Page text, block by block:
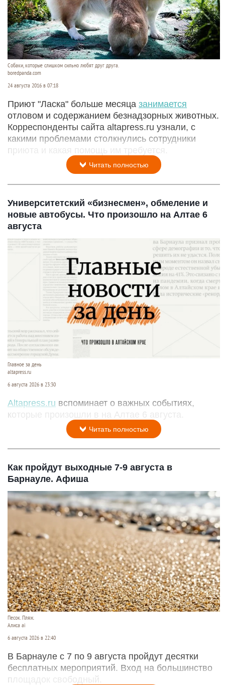
Собаки, которые слишком сильно любят друг друга.
boredpanda.com
24 августа 2016 в 07:18
Приют "Ласка" больше месяца занимается
отловом и содержанием безнадзорных животных.
Корреспонденты сайта altapress.ru узнали, с
какими проблемами столкнулись сотрудники
приюта и какая помощь им требуется.
Читать полностью
Университетский «бизнесмен», обмеление и
новые автобусы. Что произошло на Алтае 6
августа
Главное за день
altapress.ru
6 августа 2026 в 23:30
Altapress.ru вспоминает о важных событиях,
которые произошли в на Алтае 6 августа.
Читать полностью
Как пройдут выходные 7-9 августа в
Барнауле. Афиша
Песок. Пляж.
Алиса ai
6 августа 2026 в 22:40
В Барнауле с 7 по 9 августа пройдут десятки
бесплатных мероприятий. Вход на большинство
площадок свободный.